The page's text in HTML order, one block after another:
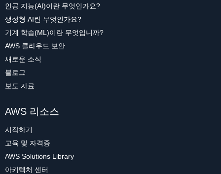
인공 지능(AI)이란 무엇인가요?
생성형 AI란 무엇인가요?
기계 학습(ML)이란 무엇입니까?
AWS 클라우드 보안
새로운 소식
블로그
보도 자료
AWS 리소스
시작하기
교육 및 자격증
AWS Solutions Library
아키텍처 센터